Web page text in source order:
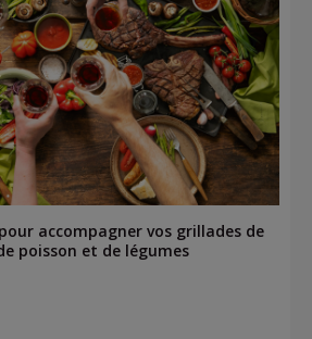
accompagner vos grillades de
poisson et de légumes